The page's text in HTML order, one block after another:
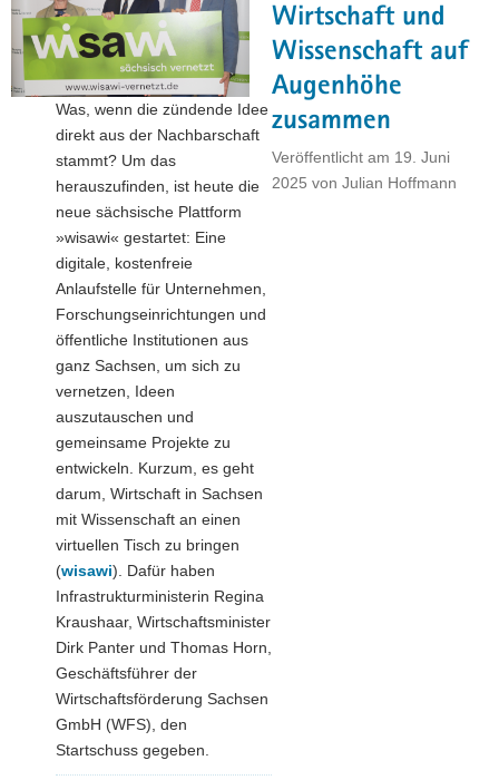
Chancen
für
den
Technologiestandort"
Wirtschaft und
Wissenschaft auf
Augenhöhe
zusammen
Veröffentlicht am 19. Juni
2025 von Julian Hoffmann
Was, wenn die zündende Idee
direkt aus der Nachbarschaft
stammt? Um das
herauszufinden, ist heute die
neue sächsische Plattform
»wisawi« gestartet: Eine
digitale, kostenfreie
Anlaufstelle für Unternehmen,
Forschungseinrichtungen und
öffentliche Institutionen aus
ganz Sachsen, um sich zu
vernetzen, Ideen
auszutauschen und
gemeinsame Projekte zu
entwickeln. Kurzum, es geht
darum, Wirtschaft in Sachsen
mit Wissenschaft an einen
virtuellen Tisch zu bringen
(wisawi). Dafür haben
Infrastrukturministerin Regina
Kraushaar, Wirtschaftsminister
Dirk Panter und Thomas Horn,
Geschäftsführer der
Wirtschaftsförderung Sachsen
GmbH (WFS), den
Startschuss gegeben.